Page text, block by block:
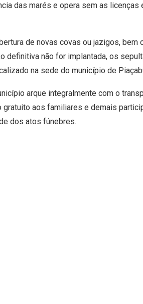
das marés e opera sem as
de novas covas ou jazigos, bem
definitiva não for implantada, os
na sede do município de
arque integralmente com o
aos familiares e demais
dos atos fúnebres.